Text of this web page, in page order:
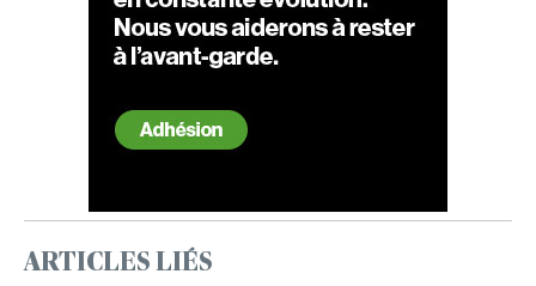
ARTICLES LIÉS